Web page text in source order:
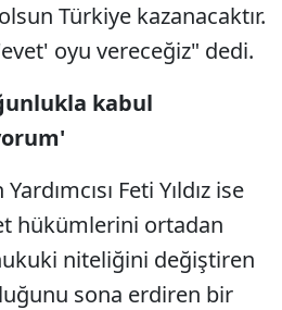
Türkiye kazanacaktır.
oyu vereceğiz" dedi.
kabul
Feti Yıldız ise
hükümlerini ortadan
niteliğini değiştiren
sona erdiren bir